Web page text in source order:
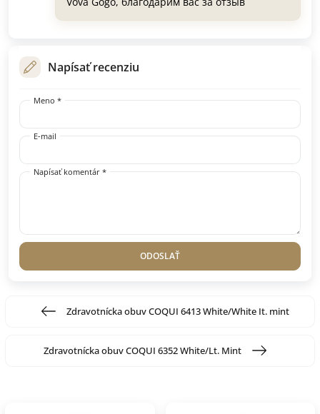
Napísať recenziu
Meno *
E-mail
Napísať komentár *
ODOSLAŤ
Zdravotnícka obuv COQUI 6413 White/White It. mint
Zdravotnícka obuv COQUI 6352 White/Lt. Mint